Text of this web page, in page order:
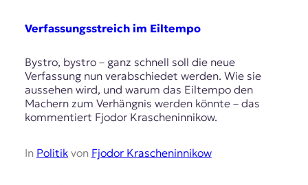
Verfassungsstreich im Eiltempo
Bystro, bystro – ganz schnell soll die neue
Verfassung nun verabschiedet werden. Wie sie
aussehen wird, und warum das Eiltempo den
Machern zum Verhängnis werden könnte – das
kommentiert Fjodor Krascheninnikow.
In Politikvon Fjodor Krascheninnikow